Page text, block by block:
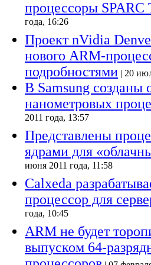
процессоры SPARC
года, 16:26
Проект nVidia
нового ARM-
подробностями | 20
В Samsung созданы
нанометровых
2011 года, 13:57
Представлены
ядрами для
июня 2011 года, 11:58
Calxeda
процессор для
года, 10:45
ARM не будет
выпуском 64-